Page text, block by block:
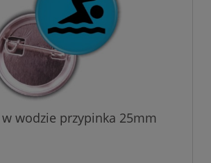
w wodzie przypinka 25mm